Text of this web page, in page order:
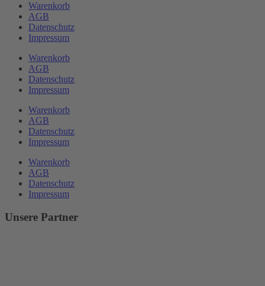
Warenkorb
AGB
Datenschutz
Impressum
Warenkorb
AGB
Datenschutz
Impressum
Warenkorb
AGB
Datenschutz
Impressum
Warenkorb
AGB
Datenschutz
Impressum
Unsere Partner